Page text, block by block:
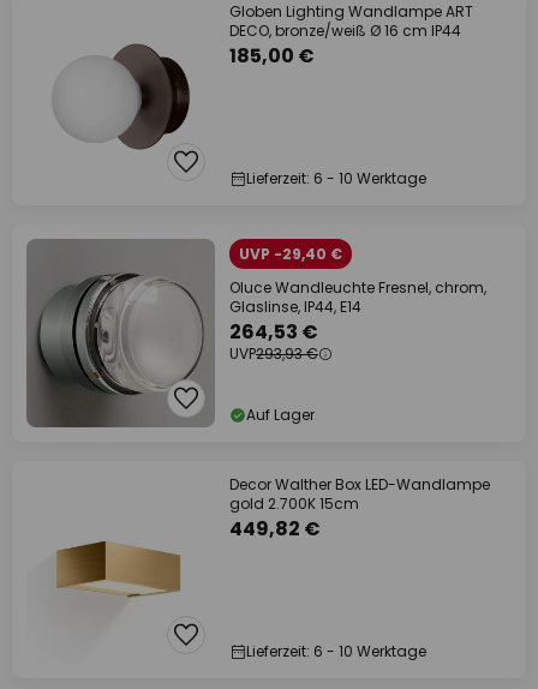
Globen Lighting Wandlampe ART
DECO, bronze/weiß Ø 16 cm IP44
185,00 €
Lieferzeit: 6 - 10 Werktage
UVP -29,40 €
Oluce Wandleuchte Fresnel, chrom,
Glaslinse, IP44, E14
264,53 €
UVP293,93 €
Auf Lager
Decor Walther Box LED-Wandlampe
gold 2.700K 15cm
449,82 €
Lieferzeit: 6 - 10 Werktage